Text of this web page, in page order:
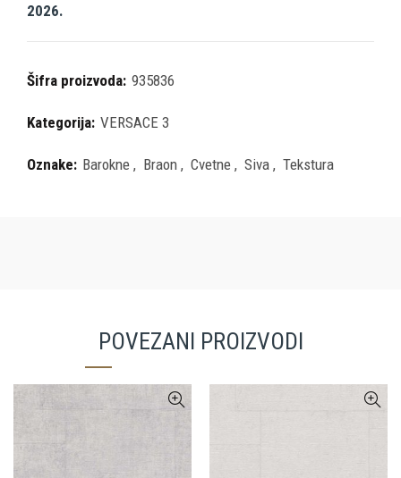
2026.
Šifra proizvoda: 935836
Kategorija: VERSACE 3
Oznake: Barokne , Braon , Cvetne , Siva , Tekstura
POVEZANI PROIZVODI